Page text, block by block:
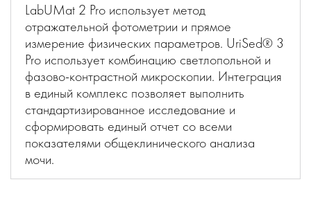
LabUMat 2 Pro использует метод
отражательной фотометрии и прямое
измерение физических параметров. UriSed® 3
Pro использует комбинацию светлопольной и
фазово-контрастной микроскопии. Интеграция
в единый комплекс позволяет выполнить
стандартизированное исследование и
сформировать единый отчет со всеми
показателями общеклинического анализа
мочи.